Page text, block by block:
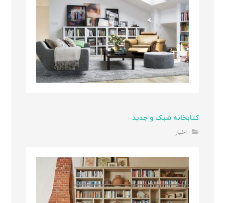
کتابخانه شیک و جدید
اخبار